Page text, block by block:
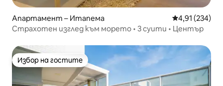
Апартамент – Итапема Средна
4,91 (234)
Страхотен изглед към морето • 3 суити • Център
Избор на гостите
Избор на гостите